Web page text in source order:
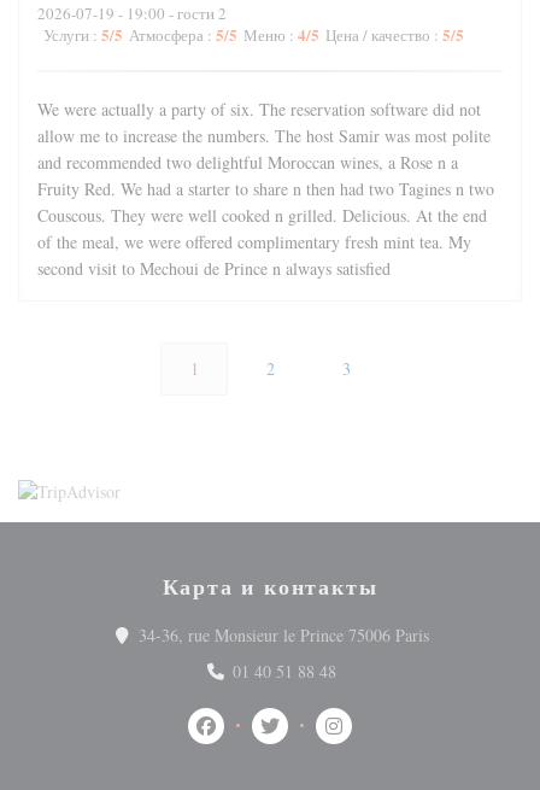
2026-07-19 - 19:00 - гости 2
Услуги : 5/5 Атмосфера : 5/5 Меню : 4/5 Цена / качество : 5/5
We were actually a party of six. The reservation software did not
allow me to increase the numbers. The host Samir was most polite
and recommended two delightful Moroccan wines, a Rose n a
Fruity Red. We had a starter to share n then had two Tagines n two
Couscous. They were well cooked n grilled. Delicious. At the end
of the meal, we were offered complimentary fresh mint tea. My
second visit to Mechoui de Prince n always satisfied
1 2 3
Карта и контакты
34-36, rue Monsieur le Prince 75006 Paris((открывается
01 40 51 88 48
Facebook ((открывается в новом окне))
Twitter ((открывается в новом
Instagram ((открывается